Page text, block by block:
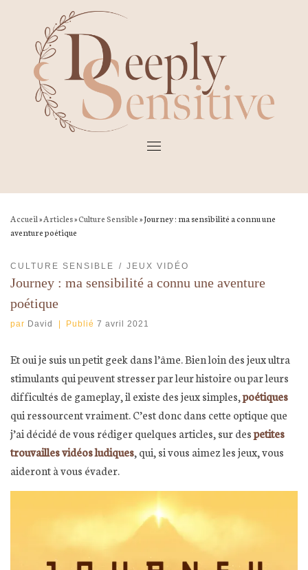
Accueil»Articles»Culture Sensible»Journey : ma sensibilité a connu une
aventure poétique
CULTURE SENSIBLE JEUX VIDÉO
Journey : ma sensibilité a connu une aventure
poétique
par David Publié7 avril 2021
Et oui je suis un petit geek dans l’âme. Bien loin des jeux ultra
stimulants qui peuvent stresser par leur histoire ou par leurs
difficultés de gameplay, il existe des jeux simples,poétiques
qui ressourcent vraiment. C’est donc dans cette optique que
j’ai décidé de vous rédiger quelques articles, sur despetites
trouvailles vidéos ludiques, qui, si vous aimez les jeux, vous
aideront à vous évader.